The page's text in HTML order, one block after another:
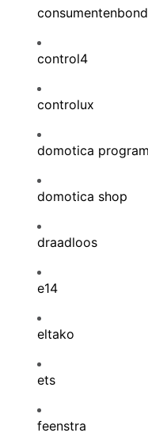
consumentenbond
control4
controlux
domotica
domotica shop
draadloos
e14
eltako
ets
feenstra